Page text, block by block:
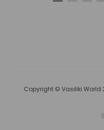
Copyright © Vasiliki World